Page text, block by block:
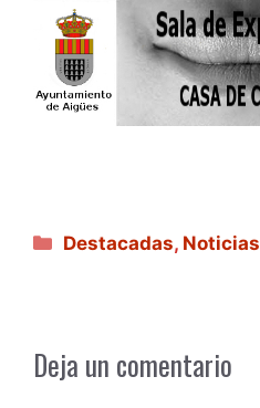
Categorías
Destacadas, Noticias
Deja un comentario